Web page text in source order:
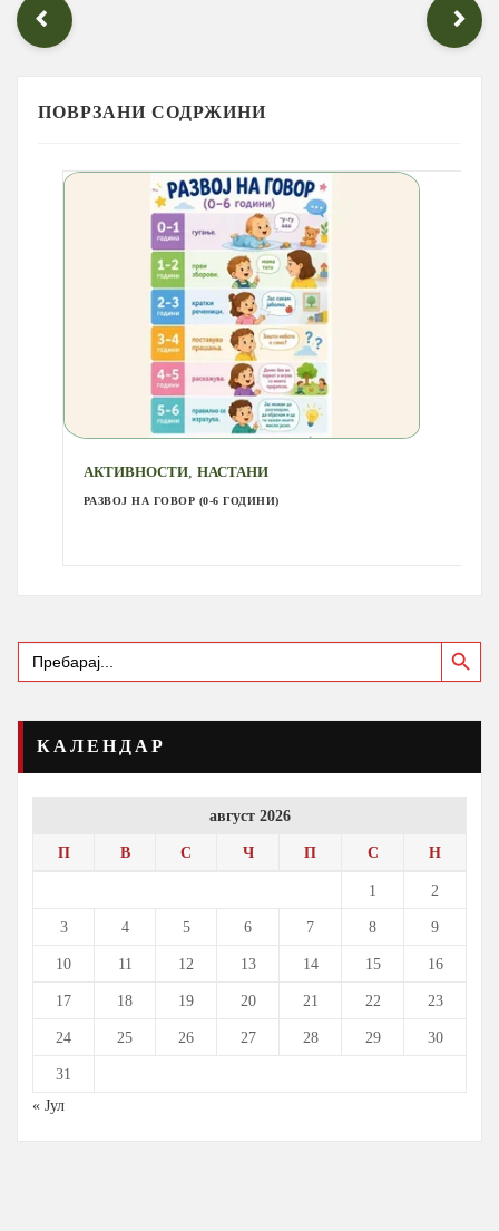
ПОВРЗАНИ СОДРЖИНИ
АКТИВНОСТИ,НАСТАНИ
РАЗВОЈ НА ГОВОР (0-6 ГОДИНИ)
Search
for:
Search Button
КАЛЕНДАР
август 2026
П В С Ч П С Н
1 2
3 4 5 6 7 8 9
10 11 12 13 14 15 16
17 18 19 20 21 22 23
24 25 26 27 28 29 30
31
« Јул